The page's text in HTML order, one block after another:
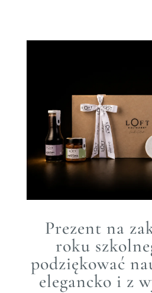
Prezent na
roku
podziękować
elegancko i z